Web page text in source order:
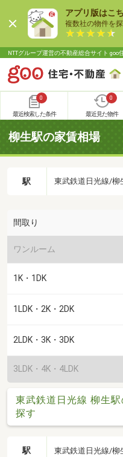
アプリ版はこ
複数社の物件を探
NTTグループ運営の不動産総合サイト goo
0
最近検索した条件
0
最近見た物件
柳生駅の家賃相場
駅 東武鉄道日光線/柳
間取り
ワンルーム
1K・1DK
1LDK・2K・2DK
2LDK・3K・3DK
3LDK・4K・4LDK
東武鉄道日光線 柳生駅
探す
駅 東武鉄道日光線/柳